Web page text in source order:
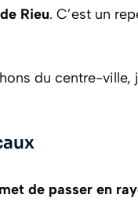
Rieu. C’est un
du centre-ville,
de passer en